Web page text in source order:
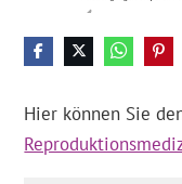
Hier können Sie